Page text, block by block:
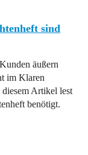
sind
äußern
im Klaren
Artikel lest
benötigt.